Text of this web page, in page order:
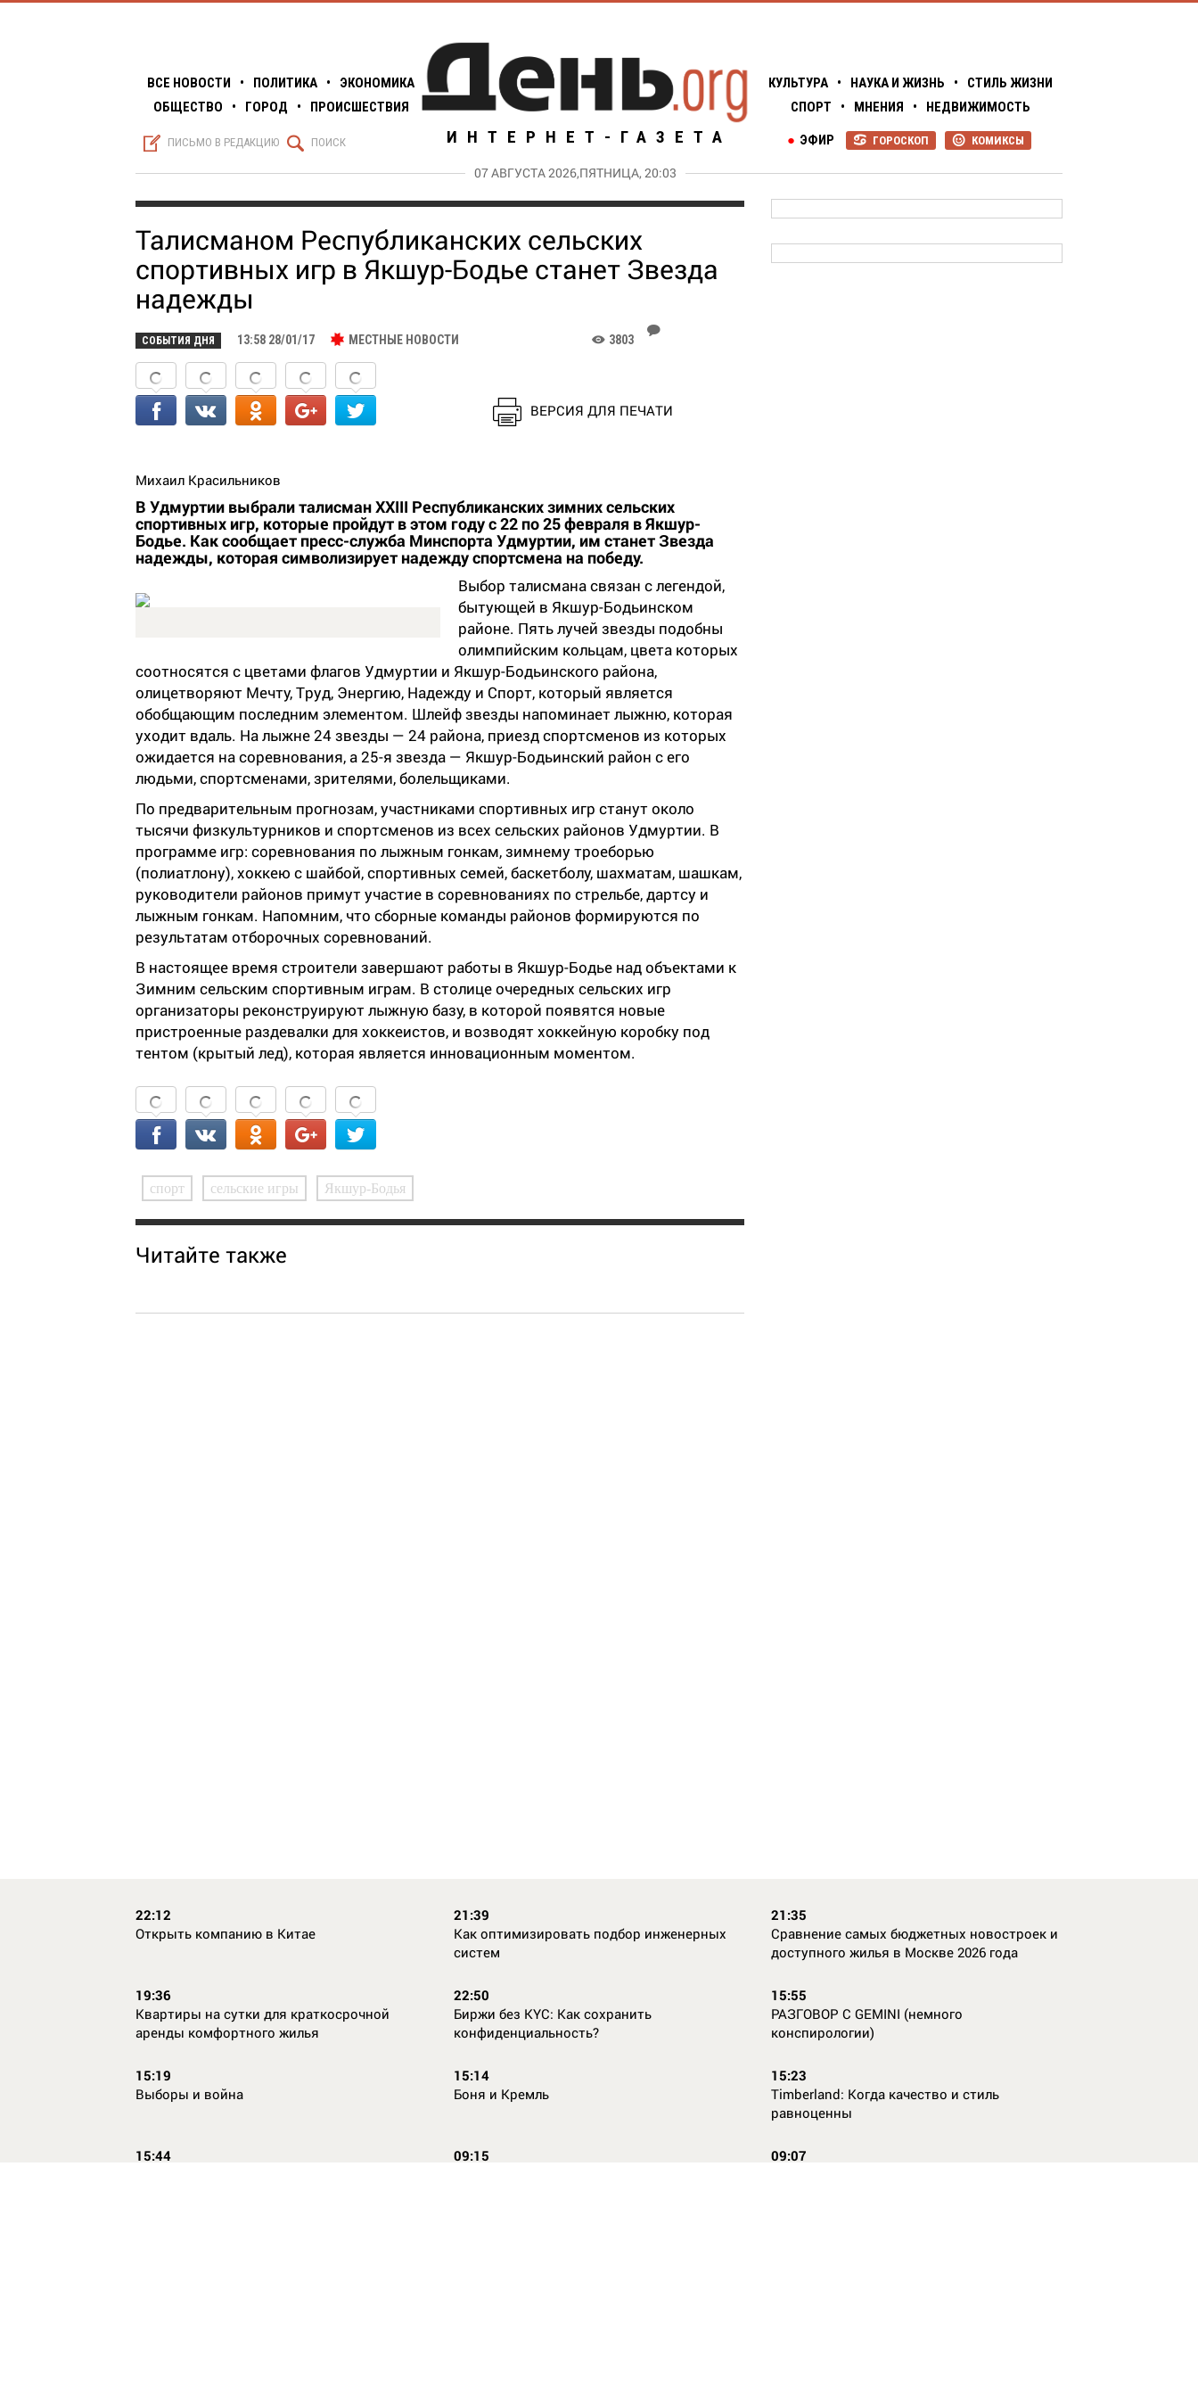
ВСЕ НОВОСТИ • ПОЛИТИКА •
ЭКОНОМИКА
ОБЩЕСТВО
• ГОРОД • ПРОИСШЕСТВИЯ
S ПИСЬМО В РЕДАКЦИЮ Q ПОИСК ИНТЕРНЕТ-ГАЗЕТА
КУЛЬТУРА • НАУКА И ЖИЗНЬ •
СТИЛЬ ЖИЗНИ
СПОРТ
• МНЕНИЯ • НЕДВИЖИМОСТЬ
P КОМИКСЫ
R ГОРОСКОП
● ЭФИР
07 АВГУСТА 2026,ПЯТНИЦА, 20:03
Талисманом Республиканских сельских
спортивных игр в Якшур-Бодье станет Звезда
надежды
СОБЫТИЯ ДНЯ 13:58 28/01/17 МЕСТНЫЕ НОВОСТИ K 3803
J
ВЕРСИЯ ДЛЯ ПЕЧАТИ
Михаил Красильников
В Удмуртии выбрали талисман XXIII Республиканских зимних сельских
спортивных игр, которые пройдут в этом году с 22 по 25 февраля в Якшур-
Бодье. Как сообщает пресс-служба Минспорта Удмуртии, им станет Звезда
надежды, которая символизирует надежду спортсмена на победу.
Выбор талисмана связан с легендой,
бытующей в Якшур-Бодьинском
районе. Пять лучей звезды подобны
олимпийским кольцам, цвета которых
соотносятся с цветами флагов Удмуртии и Якшур-Бодьинского района,
олицетворяют Мечту, Труд, Энергию, Надежду и Спорт, который является
обобщающим последним элементом. Шлейф звезды напоминает лыжню, которая
уходит вдаль. На лыжне 24 звезды — 24 района, приезд спортсменов из которых
ожидается на соревнования, а 25-я звезда — Якшур-Бодьинский район с его
людьми, спортсменами, зрителями, болельщиками.
По предварительным прогнозам, участниками спортивных игр станут около
тысячи физкультурников и спортсменов из всех сельских районов Удмуртии. В
программе игр: соревнования по лыжным гонкам, зимнему троеборью
(полиатлону), хоккею с шайбой, спортивных семей, баскетболу, шахматам, шашкам,
руководители районов примут участие в соревнованиях по стрельбе, дартсу и
лыжным гонкам. Напомним, что сборные команды районов формируются по
результатам отборочных соревнований.
В настоящее время строители завершают работы в Якшур-Бодье над объектами к
Зимним сельским спортивным играм. В столице очередных сельских игр
организаторы реконструируют лыжную базу, в которой появятся новые
пристроенные раздевалки для хоккеистов, и возводят хоккейную коробку под
тентом (крытый лед), которая является инновационным моментом.
спорт сельские игры Якшур-Бодья
Читайте также
22:12
Открыть компанию в Китае
21:39
Как оптимизировать подбор инженерных
систем
21:35
Сравнение самых бюджетных новостроек и
доступного жилья в Москве 2026 года
19:36
Квартиры на сутки для краткосрочной
аренды комфортного жилья
22:50
Биржи без KYC: Как сохранить
конфиденциальность?
15:55
РАЗГОВОР С GEMINI (немного
конспирологии)
15:19
Выборы и война
15:14
Боня и Кремль
15:23
Timberland: Когда качество и стиль
равноценны
15:44
09:15
09:07